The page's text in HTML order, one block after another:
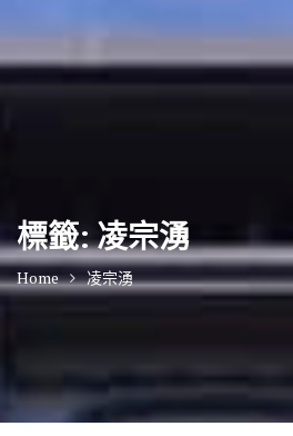
標籤:凌宗湧
Home 凌宗湧